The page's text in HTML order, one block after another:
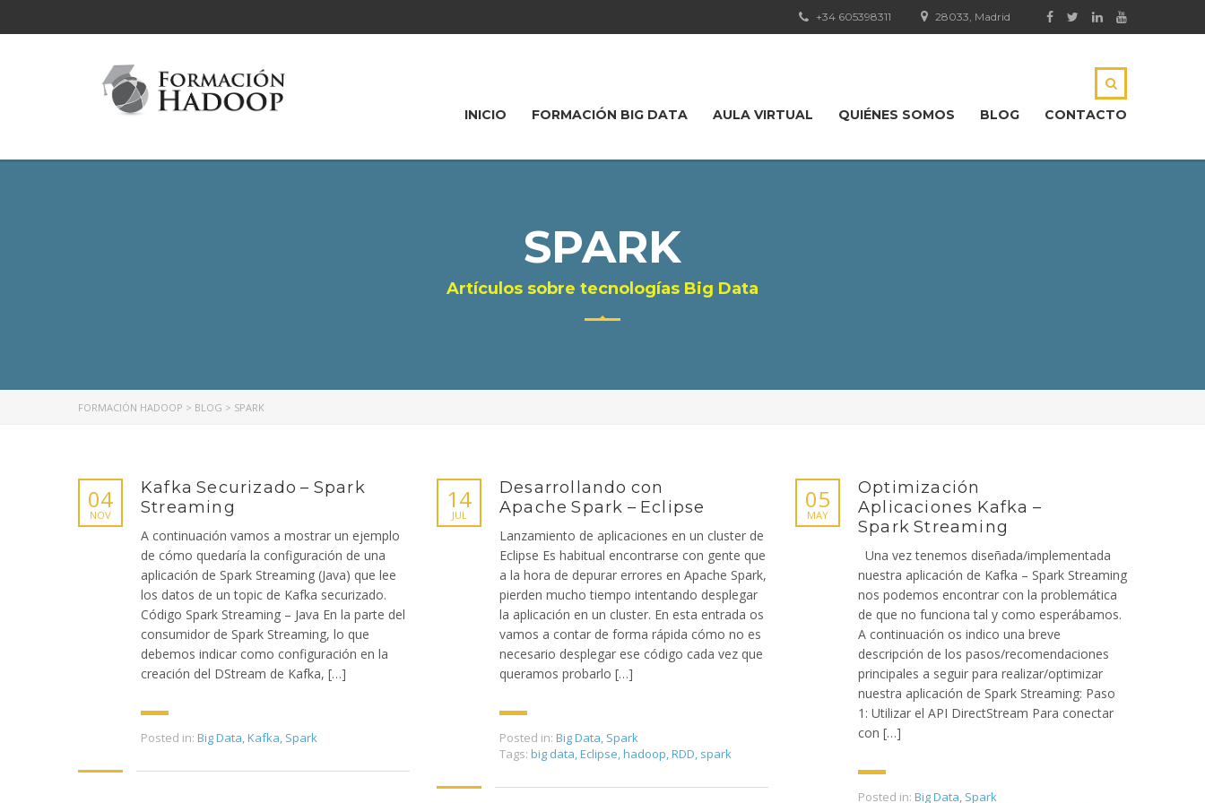
28033, Madrid
+34 605398311
INICIO FORMACIÓN BIG DATA AULA VIRTUAL QUIÉNES SOMOS BLOG CONTACTO
SPARK
Artículos sobre tecnologías Big Data
FORMACIÓN HADOOP > BLOG > SPARK
04
NOV
Kafka Securizado – Spark
Streaming
A continuación vamos a mostrar un ejemplo
de cómo quedaría la configuración de una
aplicación de Spark Streaming (Java) que lee
los datos de un topic de Kafka securizado.
Código Spark Streaming – Java En la parte del
consumidor de Spark Streaming, lo que
debemos indicar como configuración en la
creación del DStream de Kafka, […]
Posted in: Big Data,Kafka, Spark
14
JUL
Desarrollando con
Apache Spark – Eclipse
Lanzamiento de aplicaciones en un cluster de
Eclipse Es habitual encontrarse con gente que
a la hora de depurar errores en Apache Spark,
pierden mucho tiempo intentando desplegar
la aplicación en un cluster. En esta entrada os
vamos a contar de forma rápida cómo no es
necesario desplegar ese código cada vez que
queramos probarlo […]
Posted in: Big Data, Spark
Tags: big data,Eclipse,hadoop,RDD, spark
05
MAY
Optimización
Aplicaciones Kafka –
Spark Streaming
Una vez tenemos diseñada/implementada
nuestra aplicación de Kafka – Spark Streaming
nos podemos encontrar con la problemática
de que no funciona tal y como esperábamos.
A continuación os indico una breve
descripción de los pasos/recomendaciones
principales a seguir para realizar/optimizar
nuestra aplicación de Spark Streaming: Paso
1: Utilizar el API DirectStream Para conectar
con […]
Posted in: Big Data, Spark